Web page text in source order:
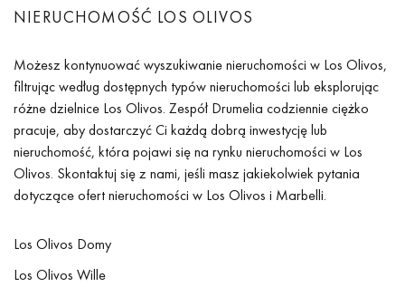
NIERUCHOMOŚĆ LOS OLIVOS
Możesz kontynuować wyszukiwanie nieruchomości w Los Olivos,
filtrując według dostępnych typów nieruchomości lub eksplorując
różne dzielnice Los Olivos. Zespół Drumelia codziennie ciężko
pracuje, aby dostarczyć Ci każdą dobrą inwestycję lub
nieruchomość, która pojawi się na rynku nieruchomości w Los
Olivos. Skontaktuj się z nami, jeśli masz jakiekolwiek pytania
dotyczące ofert nieruchomości w Los Olivos i Marbelli.
Los Olivos Domy
Los Olivos Wille